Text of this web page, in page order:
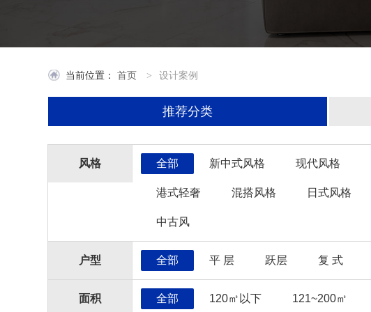
当前位置： 首页 > 设计案例
推荐分类
风格 全部 新中式风格 现代风格
港式轻奢 混搭风格 日式风格
中古风
户型 全部 平 层 跃层 复 式
面积 全部 120㎡以下 121~200㎡